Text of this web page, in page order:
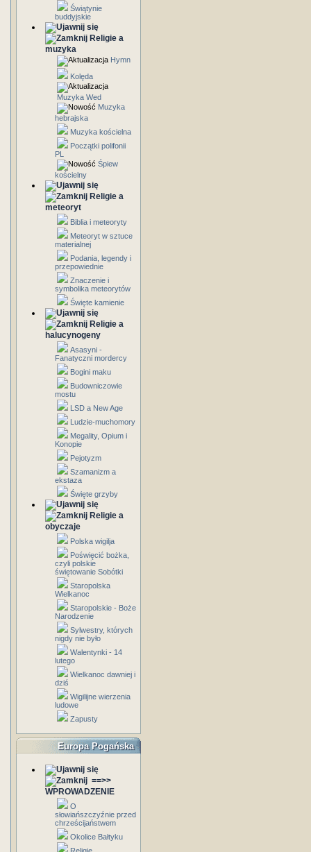
Świątynie
buddyjskie
Religie a
muzyka
Hymn
Kolęda
Muzyka Wed
Muzyka
hebrajska
Muzyka kościelna
Początki polifonii
PL
Śpiew
kościelny
Religie a
meteoryt
Biblia i meteoryty
Meteoryt w sztuce
materialnej
Podania, legendy i
przepowiednie
Znaczenie i
symbolika meteorytów
Święte kamienie
Religie a
halucynogeny
Asasyni -
Fanatyczni mordercy
Bogini maku
Budowniczowie
mostu
LSD a New Age
Ludzie-muchomory
Megality, Opium i
Konopie
Pejotyzm
Szamanizm a
ekstaza
Święte grzyby
Religie a
obyczaje
Polska wigilja
Poświęcić bożka,
czyli polskie
świętowanie Sobótki
Staropolska
Wielkanoc
Staropolskie - Boże
Narodzenie
Sylwestry, których
nigdy nie było
Walentynki - 14
lutego
Wielkanoc dawniej i
dziś
Wigilijne wierzenia
ludowe
Zapusty
Europa Pogańska
==>>
WPROWADZENIE
O
słowiańszczyźnie przed
chrześcijaństwem
Okolice Bałtyku